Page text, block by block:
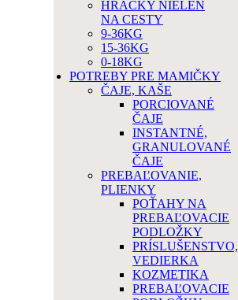
HRAČKY NIELEN
NA CESTY
9-36KG
15-36KG
0-18KG
POTREBY PRE MAMIČKY
ČAJE, KAŠE
PORCIOVANÉ
ČAJE
INSTANTNÉ,
GRANULOVANÉ
ČAJE
PREBAĽOVANIE,
PLIENKY
POŤAHY NA
PREBAĽOVACIE
PODLOŽKY
PRÍSLUŠENSTVO,
VEDIERKA
KOZMETIKA
PREBAĽOVACIE